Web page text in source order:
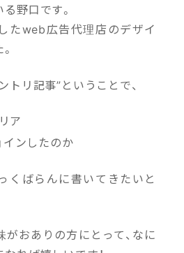
＃入社エントリ｜カスタマ
ーサクセスをもっと極めた
じたこととは？
2025/09/01
野口です。
たweb広告代理店のデザイ
トリ記事”ということで、
ア
ンしたのか
くばらんに書いてきたいと
おありの方にとって、なに